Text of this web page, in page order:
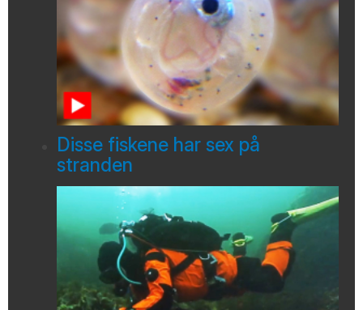
Disse fiskene har sex på
stranden